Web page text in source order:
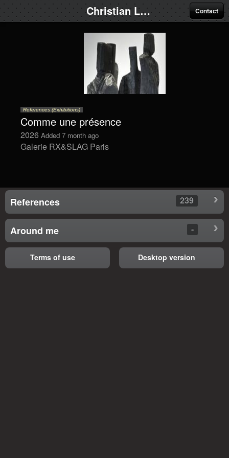
Christian Lapie Contact
References (Exhibitions)
Comme une présence
2026 Added 7 month ago
Galerie RX&SLAG Paris
References 239
Around me -
Terms of use Desktop version